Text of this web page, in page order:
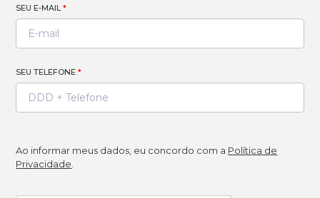
SEU E-MAIL*
SEU TELEFONE*
Ao informar meus dados, eu concordo com a Política de
Privacidade